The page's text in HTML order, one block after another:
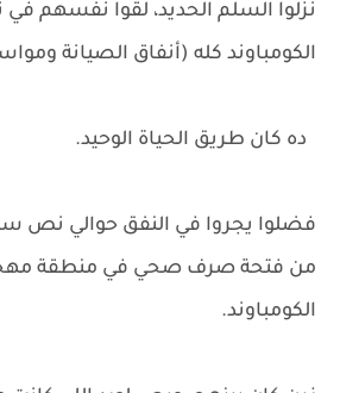
نزلوا السلم الحديد، لقوا نفسهم
الكومباوند كله (أنفاق الصيانة
ده كان طريق الحياة الوحيد.
فضلوا يجروا في النفق حوالي نص
من فتحة صرف صحي في منطقة
الكومباوند.